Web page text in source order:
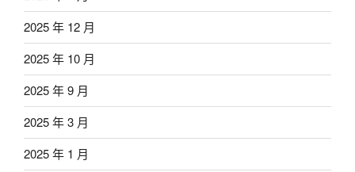
2025 年 12 月
2025 年 10 月
2025 年 9 月
2025 年 3 月
2025 年 1 月